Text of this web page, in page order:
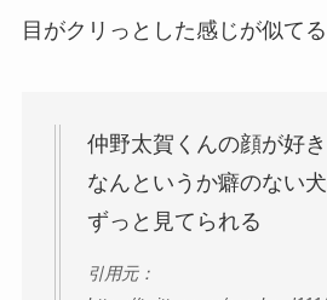
目がクリっとした感じが似てる
仲野太賀くんの顔が好き
なんというか癖のない
ずっと見てられる
引用元：